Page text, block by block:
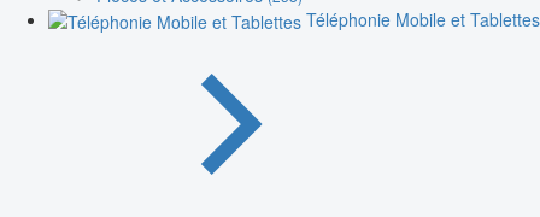
Téléphonie Mobile et Tablettes